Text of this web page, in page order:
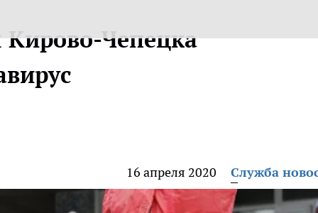
Кирово-Чепецка
16 апреля 2020 Служба